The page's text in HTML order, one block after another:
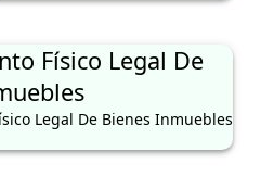
Físico Legal De
Legal De Bienes Inmuebles